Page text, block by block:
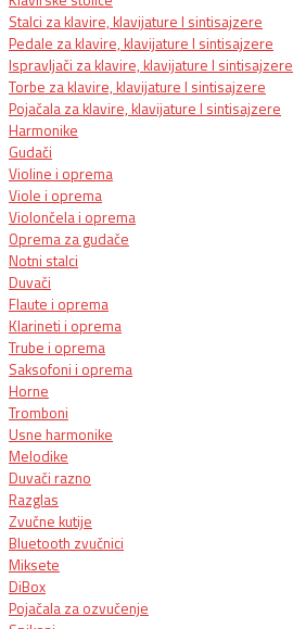
Stalci za klavire, klavijature I sintisajzere
Pedale za klavire, klavijature I sintisajzere
Ispravljači za klavire, klavijature I sintisajzere
Torbe za klavire, klavijature I sintisajzere
Pojačala za klavire, klavijature I sintisajzere
Harmonike
Gudači
Violine i oprema
Viole i oprema
Violončela i oprema
Oprema za gudače
Notni stalci
Duvači
Flaute i oprema
Klarineti i oprema
Trube i oprema
Saksofoni i oprema
Horne
Tromboni
Usne harmonike
Melodike
Duvači razno
Razglas
Zvučne kutije
Bluetooth zvučnici
Miksete
DiBox
Pojačala za ozvučenje